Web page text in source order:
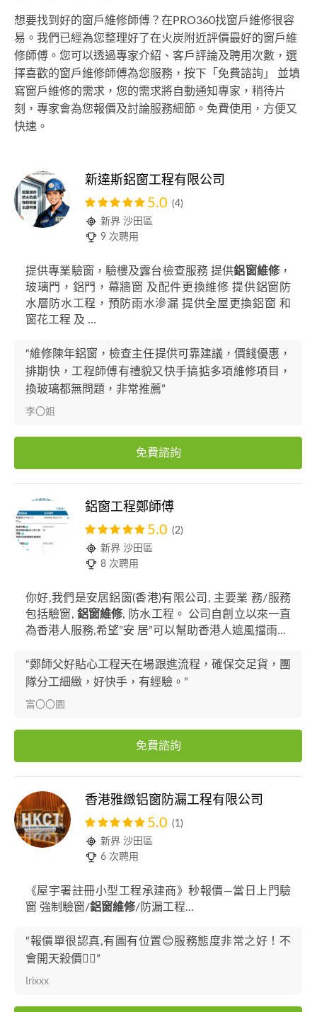
想要找到好的窗戶維修師傅？在PRO360找窗戶維修很容
易。我們已經為您整理好了在火炭附近評價最好的窗戶維
修師傅。您可以透過專家介紹、客戶評論及聘用次數，選
擇喜歡的窗戶維修師傅為您服務，按下「免費諮詢」 並填
寫窗戶維修的需求，您的需求將自動通知專家，稍待片
刻，專家會為您報價及討論服務細節。免費使用，方便又
快速。
新達斯鋁窗工程有限公司
5.0 (4)
新界 沙田區
9 次聘用
提供專業驗窗，驗樓及露台檢查服務 提供鋁窗維修，
玻璃門，鋁門，幕牆窗 及配件更換維修 提供鋁窗防
水層防水工程，預防雨水滲漏 提供全屋更換鋁窗 和
窗花工程 及 ...
“維修陳年鋁窗，檢查主任提供可靠建議，價錢優惠，
排期快，工程師傅有禮貌又快手搞掂多項維修項目，
換玻璃都無問題，非常推薦”
李〇姐
免費諮詢
鋁窗工程鄭師傅
5.0 (2)
新界 沙田區
8 次聘用
你好,我們是安居鋁窗(香港)有限公司, 主要業 務/服務
包括驗窗, 鋁窗維修, 防水工程。 公司自創立以來一直
為香港人服務,希望”安 居”可以幫助香港人遮風擋雨...
“鄭師父好貼心工程天在場跟進流程，確保交足貨，團
隊分工細緻，好快手，有經驗。”
富〇〇園
免費諮詢
香港雅緻铝窗防漏工程有限公司
5.0 (1)
新界 沙田區
6 次聘用
《屋宇署註冊小型工程承建商》秒報價—當日上門驗
窗 強制驗窗/鋁窗維修/防漏工程...
“報價單很認真,有圖有位置😊服務態度非常之好！不
會開天殺價👍🏼”
Irixxx